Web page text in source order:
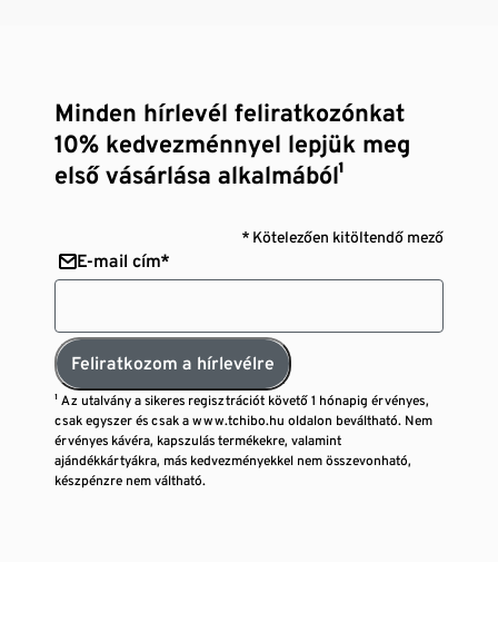
Minden hírlevél feliratkozónkat
10% kedvezménnyel lepjük meg
első vásárlása alkalmából¹
* Kötelezően kitöltendő mező
E-mail cím*
Feliratkozom a hírlevélre
¹ Az utalvány a sikeres regisztrációt követő 1 hónapig érvényes,
csak egyszer és csak a www.tchibo.hu oldalon beváltható. Nem
érvényes kávéra, kapszulás termékekre, valamint
ajándékkártyákra, más kedvezményekkel nem összevonható,
készpénzre nem váltható.